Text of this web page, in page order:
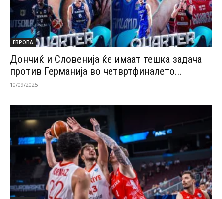
ЕВРОПА
Дончиќ и Словенија ќе имаат тешка задача
против Германија во четвртфиналето...
10/09/2025